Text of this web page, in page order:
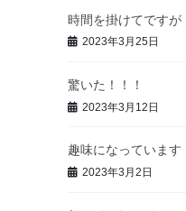
時間を掛けてです
2023年3月25日
驚いた！！！
2023年3月12日
趣味になっています
2023年3月2日